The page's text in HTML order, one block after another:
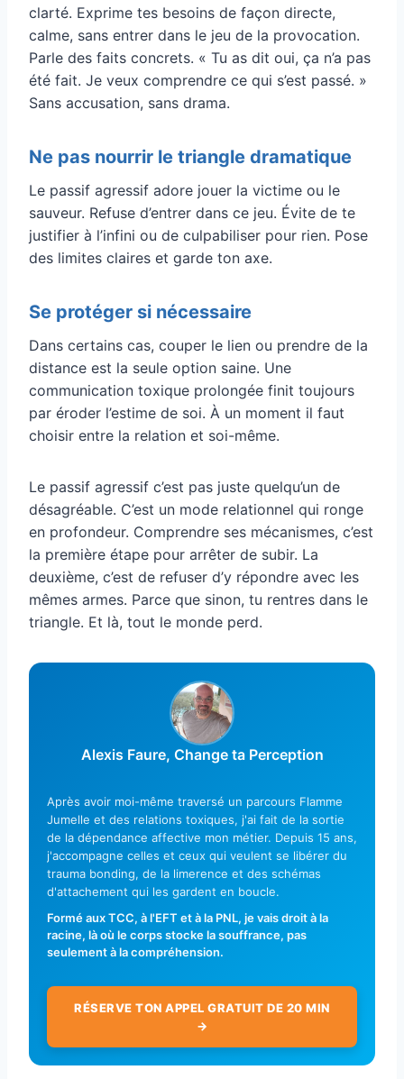
clarté. Exprime tes besoins de façon directe,
calme, sans entrer dans le jeu de la provocation.
Parle des faits concrets. « Tu as dit oui, ça n’a pas
été fait. Je veux comprendre ce qui s’est passé. »
Sans accusation, sans drama.
Ne pas nourrir le triangle dramatique
Le passif agressif adore jouer la victime ou le
sauveur. Refuse d’entrer dans ce jeu. Évite de te
justifier à l’infini ou de culpabiliser pour rien. Pose
des limites claires et garde ton axe.
Se protéger si nécessaire
Dans certains cas, couper le lien ou prendre de la
distance est la seule option saine. Une
communication toxique prolongée finit toujours
par éroder l’estime de soi. À un moment il faut
choisir entre la relation et soi-même.
Le passif agressif c’est pas juste quelqu’un de
désagréable. C’est un mode relationnel qui ronge
en profondeur. Comprendre ses mécanismes, c’est
la première étape pour arrêter de subir. La
deuxième, c’est de refuser d’y répondre avec les
mêmes armes. Parce que sinon, tu rentres dans le
triangle. Et là, tout le monde perd.
Alexis Faure, Change ta Perception
Après avoir moi-même traversé un parcours Flamme
Jumelle et des relations toxiques, j'ai fait de la sortie
de la dépendance affective mon métier. Depuis 15 ans,
j'accompagne celles et ceux qui veulent se libérer du
trauma bonding, de la limerence et des schémas
d'attachement qui les gardent en boucle.
Formé aux TCC, à l'EFT et à la PNL, je vais droit à la
racine, là où le corps stocke la souffrance, pas
seulement à la compréhension.
RÉSERVE TON APPEL GRATUIT DE 20 MIN
→